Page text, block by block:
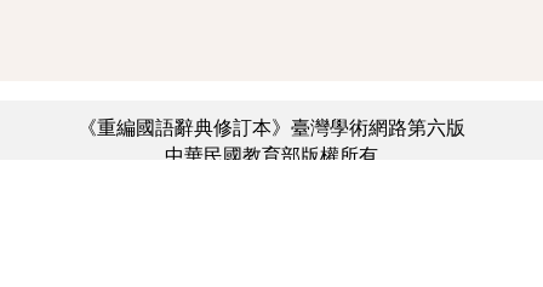
《重編國語辭典修訂本》臺灣學術網路第六版
中華民國教育部版權所有